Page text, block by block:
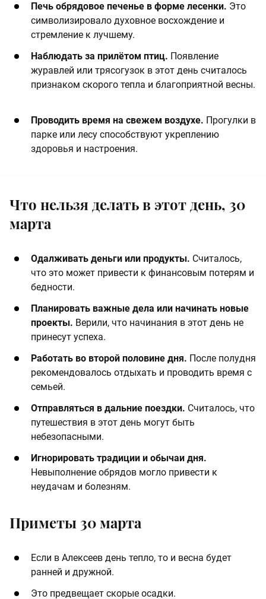
​Печь обрядовое печенье в форме лесенки. Это
символизировало духовное восхождение и
стремление к лучшему.
​Наблюдать за прилётом птиц. Появление
журавлей или трясогузок в этот день считалось
признаком скорого тепла и благоприятной весны.
​Проводить время на свежем воздухе. Прогулки в
парке или лесу способствуют укреплению
здоровья и настроения. ​
Что нельзя делать в этот день, 30
марта
​Одалживать деньги или продукты. Считалось,
что это может привести к финансовым потерям и
бедности. ​
​Планировать важные дела или начинать новые
проекты. Верили, что начинания в этот день не
принесут успеха. ​
​Работать во второй половине дня. После полудня
рекомендовалось отдыхать и проводить время с
семьей. ​
​Отправляться в дальние поездки. Считалось, что
путешествия в этот день могут быть
небезопасными. ​
​Игнорировать традиции и обычаи дня.
Невыполнение обрядов могло привести к
неудачам и болезням.
Приметы 30 марта
Если в Алексеев день тепло, то и весна будет
ранней и дружной. ​
Это предвещает скорые осадки. ​